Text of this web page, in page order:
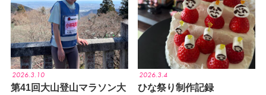
2026.3.10
第41回大山登山マラソン大
2026.3.4
ひな祭り制作記録